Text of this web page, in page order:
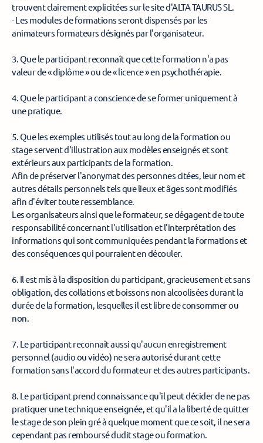
trouvent clairement explicitées sur le site d'ALTA TAURUS SL.
- Les modules de formations seront dispensés par les
animateurs formateurs désignés par l'organisateur.
3. Que le participant reconnaît que cette formation n'a pas
valeur de « diplôme » ou de « licence » en psychothérapie.
4. Que le participant a conscience de se former uniquement à
une pratique.
5. Que les exemples utilisés tout au long de la formation ou
stage servent d'illustration aux modèles enseignés et sont
extérieurs aux participants de la formation.
Afin de préserver l'anonymat des personnes citées, leur nom et
autres détails personnels tels que lieux et âges sont modifiés
afin d'éviter toute ressemblance.
Les organisateurs ainsi que le formateur, se dégagent de toute
responsabilité concernant l'utilisation et l'interprétation des
informations qui sont communiquées pendant la formations et
des conséquences qui pourraient en découler.
6. Il est mis à la disposition du participant, gracieusement et sans
obligation, des collations et boissons non alcoolisées durant la
durée de la formation, lesquelles il est libre de consommer ou
non.
7. Le participant reconnaît aussi qu'aucun enregistrement
personnel (audio ou vidéo) ne sera autorisé durant cette
formation sans l'accord du formateur et des autres participants.
8. Le participant prend connaissance qu'il peut décider de ne pas
pratiquer une technique enseignée, et qu'il a la liberté de quitter
le stage de son plein gré à quelque moment que ce soit, il ne sera
cependant pas remboursé dudit stage ou formation.